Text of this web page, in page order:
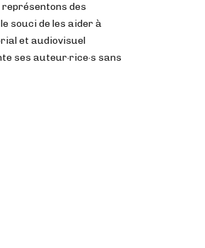
représentons des
souci de les aider à
et audiovisuel
ses auteur·rice·s sans